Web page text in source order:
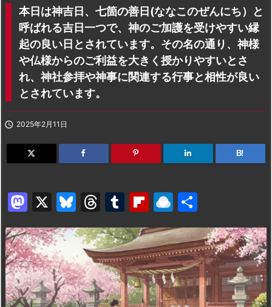
本日は神吉日、七箇の善日(ななこのぜんにち）と
呼ばれる吉日一つで、神のご加護を受けやすい縁
起の良い日とされています。その名の通り、神様
や仏様からのご利益を大きく授かりやすいとさ
れ、神社参拝や神事に関連する行事と相性が良い
とされています。
 2025年2月11日
B!
M
a
st
o
d
o
X
Bl
u
e
s
k
y
T
hr
e
a
d
s
T
u
m
bl
r
Fl
ip
b
o
ar
d
R
ai
n
dr
o
p.
有